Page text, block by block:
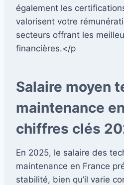
également les
valorisent votre
secteurs offrant les
financières.</p
Salaire moyen
maintenance
chiffres clés
En 2025, le salaire des
maintenance en France
stabilité, bien qu’il varie